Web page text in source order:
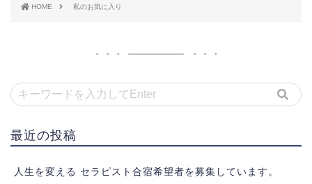
HOME 私のお気に入り
最近の投稿
人生を変える セラピスト合宿希望者を募集しています。